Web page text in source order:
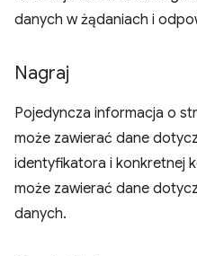
danych w żądaniach i
Nagraj
Pojedyncza informacja o
może zawierać dane
identyfikatora i konkretnej
może zawierać dane
danych.